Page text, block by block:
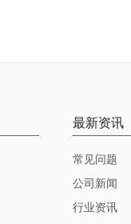
最新资讯
常见问题
公司新闻
行业资讯